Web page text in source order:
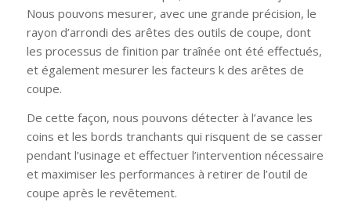
Nous pouvons mesurer, avec une grande précision, le
rayon d’arrondi des arêtes des outils de coupe, dont
les processus de finition par traînée ont été effectués,
et également mesurer les facteurs k des arêtes de
coupe.
De cette façon, nous pouvons détecter à l’avance les
coins et les bords tranchants qui risquent de se casser
pendant l’usinage et effectuer l’intervention nécessaire
et maximiser les performances à retirer de l’outil de
coupe après le revêtement.